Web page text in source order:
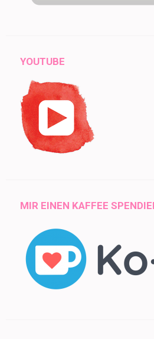
YOUTUBE
MIR EINEN KAFFEE